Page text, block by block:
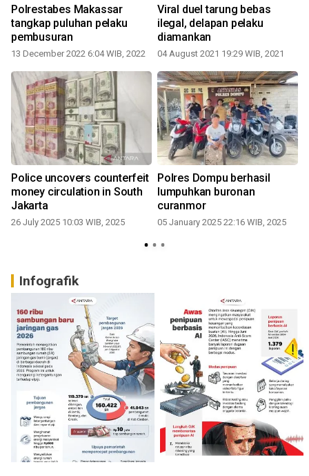
Polrestabes Makassar
tangkap puluhan pelaku
pembusuran
13 December 2022 6:04 WIB, 2022
Viral duel tarung bebas
ilegal, delapan pelaku
diamankan
04 August 2021 19:29 WIB, 2021
Police uncovers counterfeit
money circulation in South
Jakarta
26 July 2025 10:03 WIB, 2025
Polres Dompu berhasil
lumpuhkan buronan
curanmor
05 January 2025 22:16 WIB, 2025
Infografik